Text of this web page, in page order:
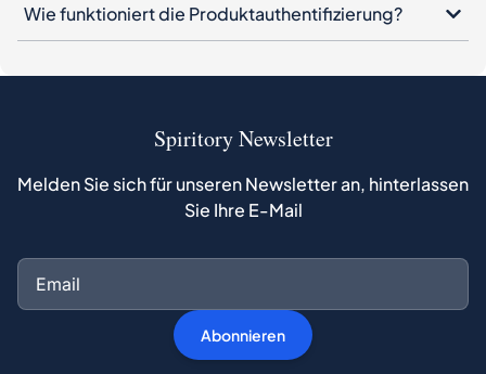
Wie funktioniert die Produktauthentifizierung?
Spiritory Newsletter
Melden Sie sich für unseren Newsletter an, hinterlassen
Sie Ihre E-Mail
Abonnieren